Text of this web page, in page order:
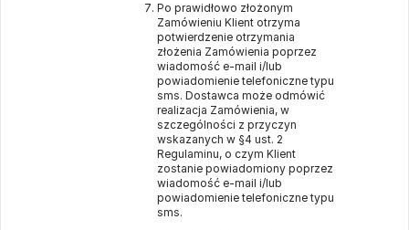
Po prawidłowo złożonym
Zamówieniu Klient otrzyma
potwierdzenie otrzymania
złożenia Zamówienia poprzez
wiadomość e-mail i/lub
powiadomienie telefoniczne typu
sms. Dostawca może odmówić
realizacja Zamówienia, w
szczególności z przyczyn
wskazanych w §4 ust. 2
Regulaminu, o czym Klient
zostanie powiadomiony poprzez
wiadomość e-mail i/lub
powiadomienie telefoniczne typu
sms.